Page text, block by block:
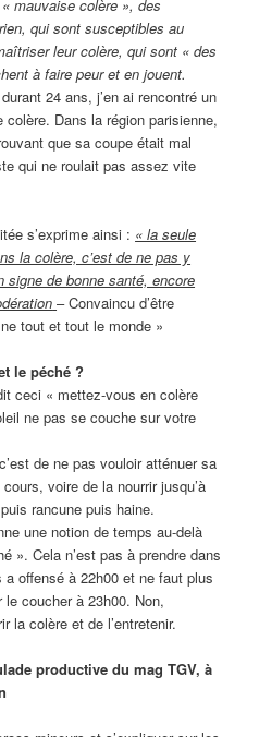
mauvaise colère », des
qui sont susceptibles au
leur colère, qui sont « des
à faire peur et en jouent.
24 ans, j’en ai rencontré un
Dans la région parisienne,
que sa coupe était mal
qui ne roulait pas assez vite
s’exprime ainsi : « la seule
la colère, c’est de ne pas y
signe de bonne santé, encore
– Convaincu d’être
tout et tout le monde »
le péché ?
ceci « mettez-vous en colère
ne pas se couche sur votre
de ne pas vouloir atténuer sa
voire de la nourrir jusqu’à
rancune puis haine.
une notion de temps au-delà
». Cela n’est pas à prendre dans
offensé à 22h00 et ne faut plus
coucher à 23h00. Non,
la colère et de l’entretenir.
productive du mag TGV, à